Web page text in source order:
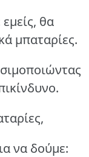
θα
μπαταρίες.
να δούμε: